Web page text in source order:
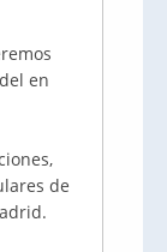
en
de